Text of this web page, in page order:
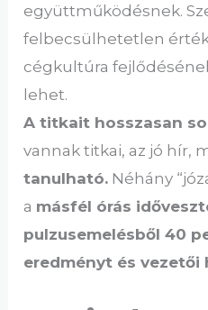
együttműködésnek.
felbecsülhetetlen
cégkultúra
lehet.
A titkait hosszasan
vannak titkai, az jó hír,
tanulható. Néhány
a másfél órás
pulzusemelésből 40
eredményt és vezetői